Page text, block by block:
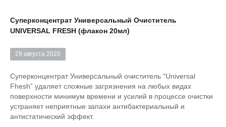
Суперконцентрат Универсальный Очиститель
UNIVERSAL FRESH (флакон 20мл)
29 августа 2020
Суперконцентрат Универсальный очиститель “Universal
Fhesh” удаляет сложные загрязнения на любых видах
поверхности минимум времени и усилий в процессе очистки
устраняет неприятные запахи антибактериальный и
антистатический эффект.